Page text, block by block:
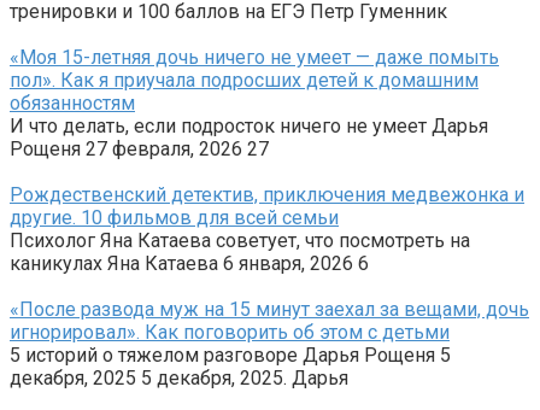
тренировки и 100 баллов на ЕГЭ Петр Гуменник
«Моя 15-летняя дочь ничего не умеет — даже помыть
пол». Как я приучала подросших детей к домашним
обязанностям
И что делать, если подросток ничего не умеет Дарья
Рощеня 27 февраля, 2026 27
Рождественский детектив, приключения медвежонка и
другие. 10 фильмов для всей семьи
Психолог Яна Катаева советует, что посмотреть на
каникулах Яна Катаева 6 января, 2026 6
«После развода муж на 15 минут заехал за вещами, дочь
игнорировал». Как поговорить об этом с детьми
5 историй о тяжелом разговоре Дарья Рощеня 5
декабря, 2025 5 декабря, 2025. Дарья